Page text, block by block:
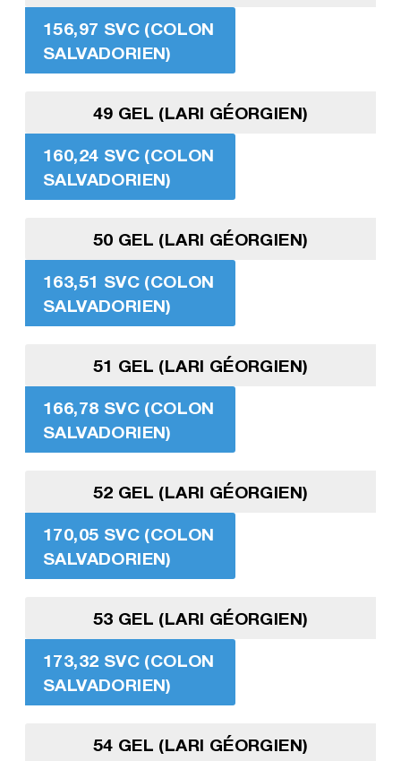
156,97 SVC (COLON
SALVADORIEN)
49 GEL (LARI GÉORGIEN)
160,24 SVC (COLON
SALVADORIEN)
50 GEL (LARI GÉORGIEN)
163,51 SVC (COLON
SALVADORIEN)
51 GEL (LARI GÉORGIEN)
166,78 SVC (COLON
SALVADORIEN)
52 GEL (LARI GÉORGIEN)
170,05 SVC (COLON
SALVADORIEN)
53 GEL (LARI GÉORGIEN)
173,32 SVC (COLON
SALVADORIEN)
54 GEL (LARI GÉORGIEN)